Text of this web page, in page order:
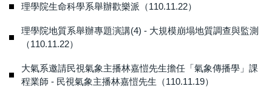
理學院生命科學系舉辦歡樂派（110.11.22）
理學院地質系舉辦專題演講(4) - 大規模崩塌地質調查與監測
（110.11.22）
大氣系邀請民視氣象主播林嘉愷先生擔任「氣象傳播學」課
程業師 - 民視氣象主播林嘉愷先生（110.11.19）